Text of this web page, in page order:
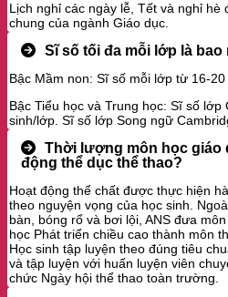
Lịch nghỉ các ngày lễ, Tết và nghỉ
chung của ngành Giáo dục.
Sĩ số tối đa mỗi lớp là bao
Bậc Mầm non: Sĩ số mỗi lớp từ 16-
Bậc Tiểu học và Trung học: Sĩ số
sinh/lớp. Sĩ số lớp Song ngữ
Thời lượng môn học giáo
động thể dục thể thao?
Hoạt động thể chất được thực hiện
theo nguyện vọng của học sinh.
bàn, bóng rổ và bơi lội, ANS đưa
học Phát triển chiều cao thành môn
Học sinh tập luyện theo đúng tiêu
và tập luyện với huấn luyện viên
chức Ngày hội thể thao toàn trường.